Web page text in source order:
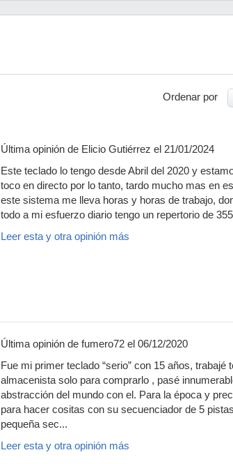
Ordenar por
Última opinión de Elicio Gutiérrez el 21/01/2024
Este teclado lo tengo desde Abril del 2020 y
toco en directo por lo tanto, tardo mucho mas en
este sistema me lleva horas y horas de trabajo,
todo a mi esfuerzo diario tengo un repertorio de
Leer esta y otra opinión más
Última opinión de fumero72 el 06/12/2020
Fue mi primer teclado “serio” con 15 años, trabajé
almacenista solo para comprarlo , pasé
abstracción del mundo con el. Para la época y
para hacer cositas con su secuenciador de 5
pequeña sec...
Leer esta y otra opinión más